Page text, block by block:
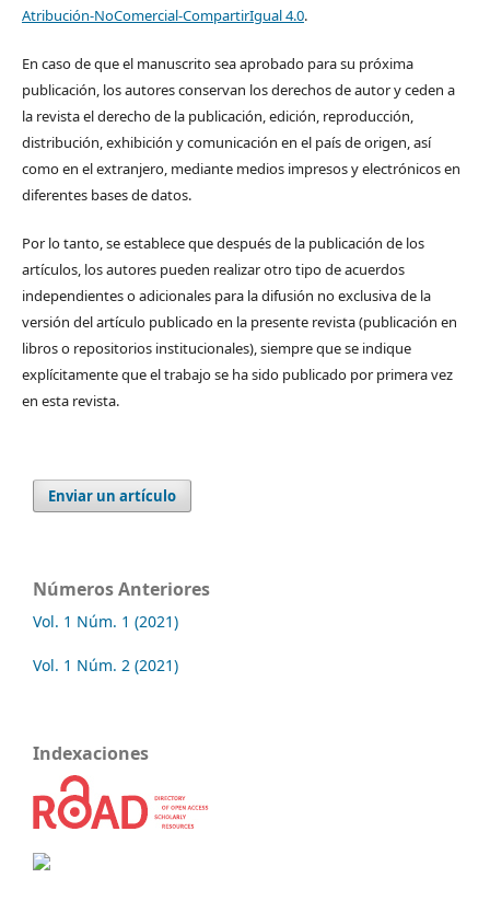
Atribución-NoComercial-CompartirIgual 4.0.
En caso de que el manuscrito sea aprobado para su próxima
publicación, los autores conservan los derechos de autor y ceden a
la revista el derecho de la publicación, edición, reproducción,
distribución, exhibición y comunicación en el país de origen, así
como en el extranjero, mediante medios impresos y electrónicos en
diferentes bases de datos.
Por lo tanto, se establece que después de la publicación de los
artículos, los autores pueden realizar otro tipo de acuerdos
independientes o adicionales para la difusión no exclusiva de la
versión del artículo publicado en la presente revista (publicación en
libros o repositorios institucionales), siempre que se indique
explícitamente que el trabajo se ha sido publicado por primera vez
en esta revista.
Enviar un artículo
Números Anteriores
Vol. 1 Núm. 1 (2021)
Vol. 1 Núm. 2 (2021)
Indexaciones